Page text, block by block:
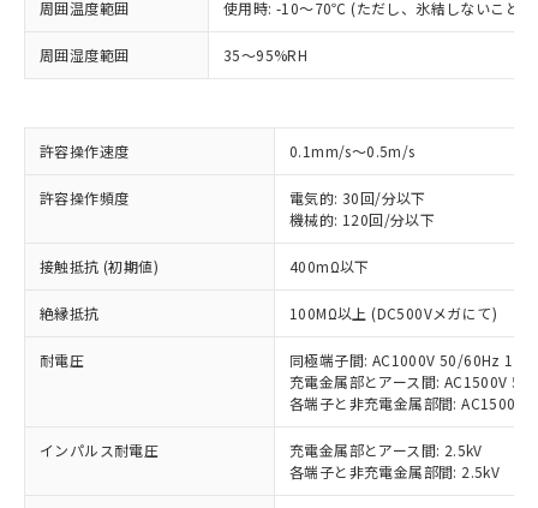
周囲温度範囲 使用時: -10～70℃ (ただし、氷結しないこと）
周囲湿度範囲 35～95%RH
許容操作速度 0.1mm/s～0.5m/s
許容操作頻度
電気的: 30回/分以下
機械的: 120回/分以下
接触抵抗 (初期値) 400mΩ以下
絶縁抵抗 100MΩ以上 (DC500Vメガにて)
耐電圧
同極端子間: AC1000V 50/60Hz
充電金属部とアース間: AC1500V
各端子と非充電金属部間: AC1500V
インパルス耐電圧
充電金属部とアース間: 2.5kV
各端子と非充電金属部間: 2.5kV
ご利用条件
以下の条件をお読みいただき、同意のうえ
ご利用ください。
本サービスは、当社制御機器事業取扱
(税抜)を提供させていただくもので
当社制御機器事業取扱商品の中には、
本サービスの対象外となる商品もある
ことをご了承ください。
在庫状況および標準価格照会結果は、
※1 対応状況
対応済み：EU RoHS指令（10物質）の
す。
対応予定：EU RoHS指令（10物質）の非含
有に対応した製品に切り替える予定のある
商品です。
対応予定なし：EU RoHS指令（10物質）の
非含有に非対応の商品で、対応品を出す予
定はありません。
調査・確認中：EU RoHS指令（10物質）の
非含有の対応状況を調査中または確認中の
非該当品：ライセンス料など無形物で、有
害物質有無と関係のない商品です。
仕入先様の事情により、非含有部品として
いたものが、含有品と判明した場合などや
むを得ず変更することがあります。
※1 中国RoHS○×表
「○」：最大均質材料含有率が中国RoHSの
基準値以下であることを示します。
「×」：最大均質材料含有率が中国RoHSの
基準値を超えていることを示します。
「－」：未確認です。当社販売部門へお問
当社は、これら貴社製品のうち、外国
為替および外国貿易法に定める商品